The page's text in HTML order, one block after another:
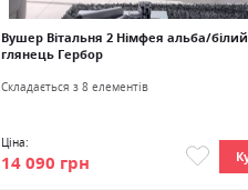
Вушер Вітальня 2 Німфея альба/білий
глянець Гербор
Cкладається з 8 елементів
Ціна:
14 090 грн